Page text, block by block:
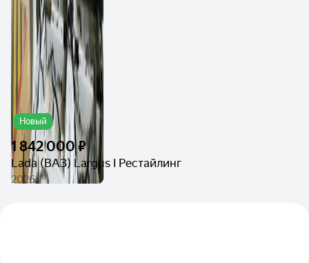
Новый
1 842 000 ₽
Lada (ВАЗ) Largus I Рестайлинг
2026